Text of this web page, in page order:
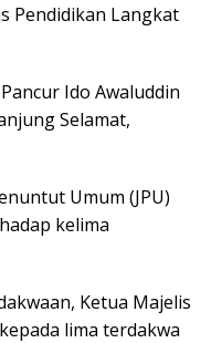
Pendidikan Langkat
Ido Awaluddin
Selamat,
Umum (JPU)
kelima
Ketua Majelis
lima terdakwa